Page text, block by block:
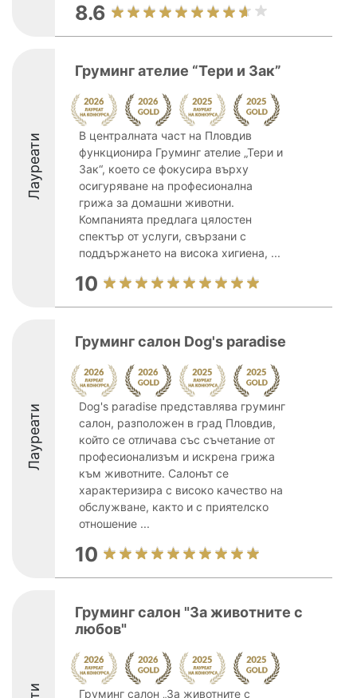
8.6
Лауреати
Груминг ателие “Тери и Зак”
В централната част на Пловдив
функционира Груминг ателие „Тери и
Зак“, което се фокусира върху
осигуряване на професионална
грижа за домашни животни.
Компанията предлага цялостен
спектър от услуги, свързани с
поддържането на висока хигиена, ...
10
Лауреати
Груминг салон Dog's paradise
Dog's paradise представлява груминг
салон, разположен в град Пловдив,
който се отличава със съчетание от
професионализъм и искрена грижа
към животните. Салонът се
характеризира с високо качество на
обслужване, както и с приятелско
отношение ...
10
Груминг салон "За животните с
любов"
Груминг салон „За животните с